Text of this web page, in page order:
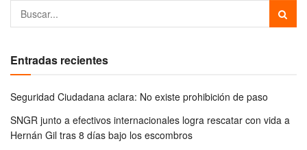
Entradas recientes
Seguridad Ciudadana aclara: No existe prohibición de paso
SNGR junto a efectivos internacionales logra rescatar con vida a
Hernán Gil tras 8 días bajo los escombros